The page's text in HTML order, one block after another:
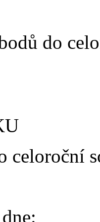
do
celoroční